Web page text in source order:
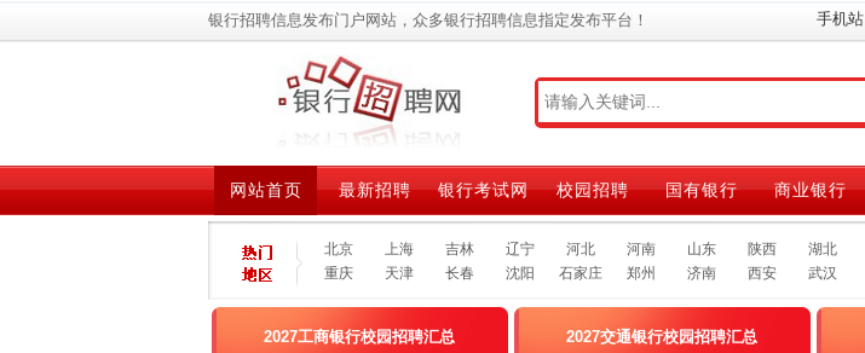
手机站
银行招聘信息发布门户网站，众多银行招聘信息指定发布平台！
网站首页 最新招聘 银行考试网 校园招聘 国有银行 商业银行
北京 上海 吉林 辽宁 河北 河南 山东 陕西 湖北
重庆
天津 长春 沈阳 石家庄 郑州 济南 西安 武汉
2027工商银行校园招聘汇总 2027交通银行校园招聘汇总